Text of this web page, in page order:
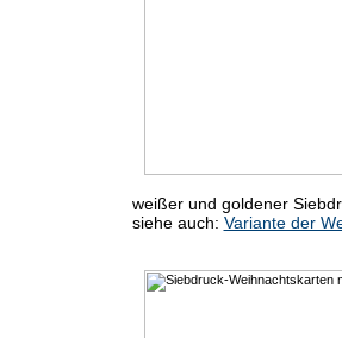
weißer und goldener
siehe auch: Variante der